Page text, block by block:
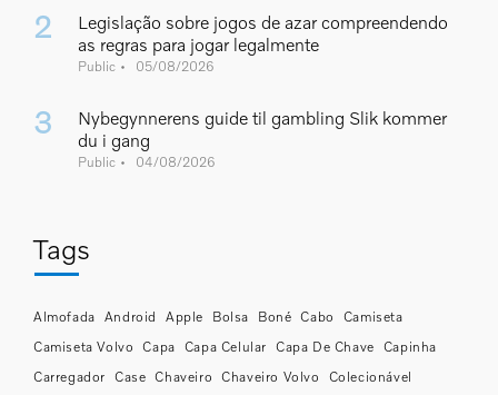
Legislação sobre jogos de azar compreendendo
as regras para jogar legalmente
Public 05/08/2026
Nybegynnerens guide til gambling Slik kommer
du i gang
Public 04/08/2026
Tags
Almofada Android Apple Bolsa Boné Cabo
Camiseta
Camiseta Volvo
Capa Capa Celular Capa De Chave Capinha
Carregador Case Chaveiro Chaveiro Volvo
Colecionável